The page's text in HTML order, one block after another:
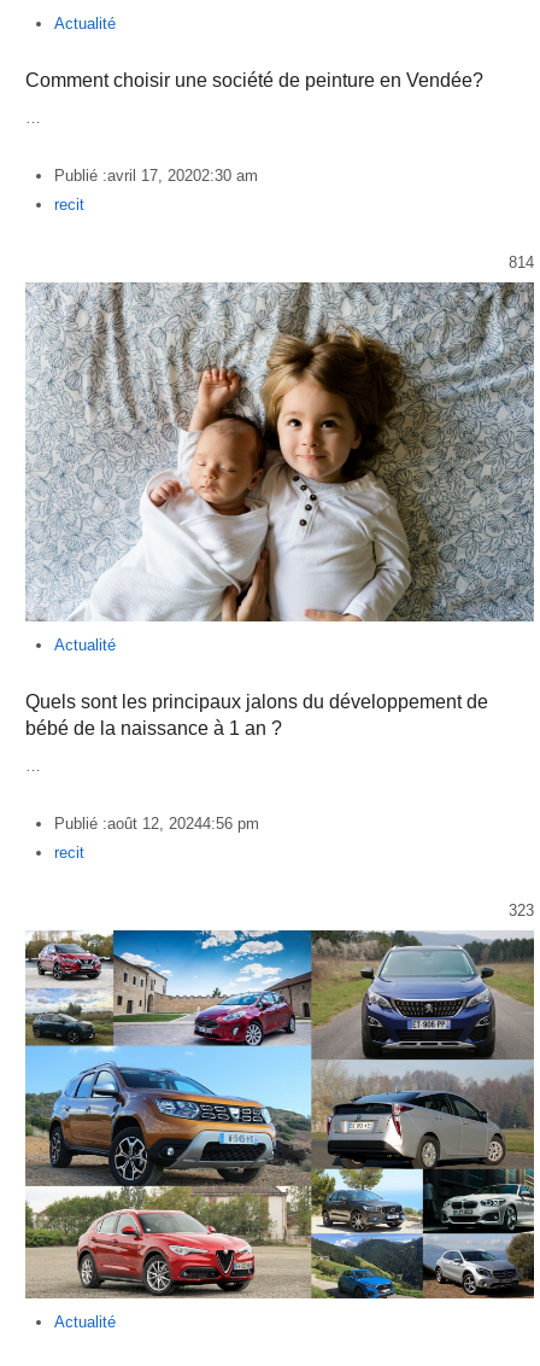
Actualité
Comment choisir une société de peinture en Vendée?
Publié :avril 17, 20202:30 am
Author
recit
814
Actualité
Quels sont les principaux jalons du développement de
bébé de la naissance à 1 an ?
Publié :août 12, 20244:56 pm
Author
recit
323
Actualité